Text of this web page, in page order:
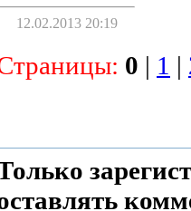
12.02.2013 20:19
0 | 1 |